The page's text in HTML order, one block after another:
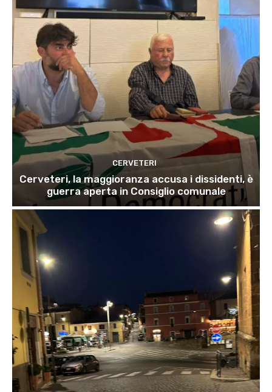
CERVETERI
Cerveteri, la maggioranza accusa i dissidenti, è
guerra aperta in Consiglio comunale